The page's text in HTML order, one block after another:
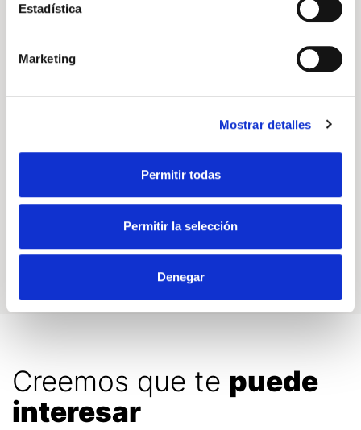
Estadística
Marketing
Mostrar detalles
Permitir todas
Permitir la selección
Denegar
Emisiones de CO2
Creemos que te puede
interesar